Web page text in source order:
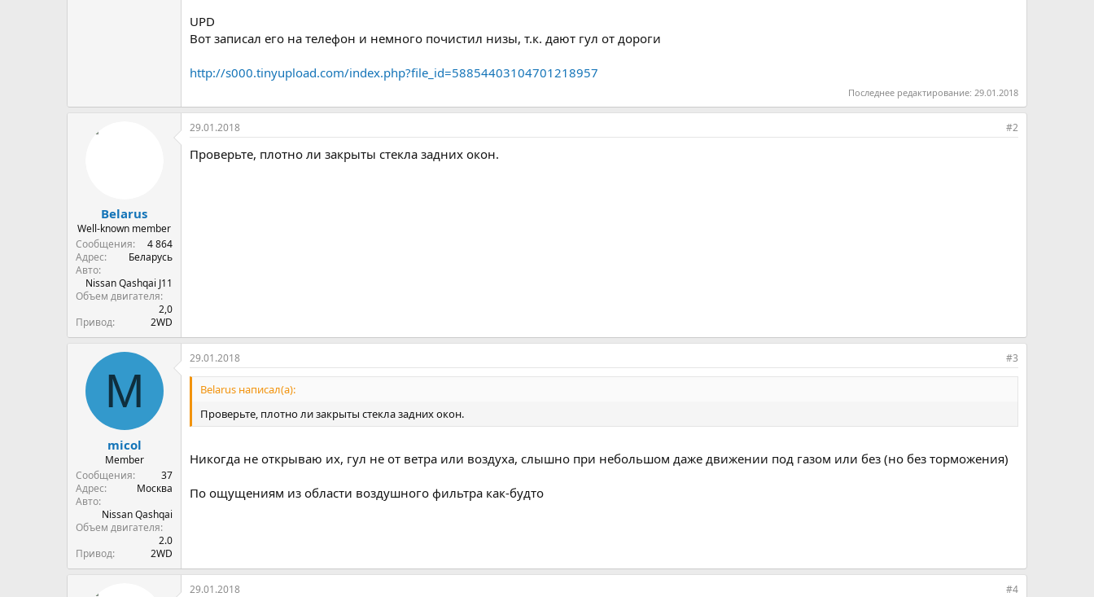
UPD
Вот записал его на телефон и немного почистил низы, т.к. дают гул от дороги
http://s000.tinyupload.com/index.php?file_id=58854403104701218957
Последнее редактирование: 29.01.2018
Belarus
Well-known member
Сообщения
4 864
Адрес
Беларусь
Авто
Nissan Qashqai J11
Объем двигателя
2,0
Привод
2WD
29.01.2018 #2
Проверьте, плотно ли закрыты стекла задних окон.
M
micol
Member
Сообщения
37
Адрес
Москва
Авто
Nissan Qashqai
Объем двигателя
2.0
Привод
2WD
29.01.2018 #3
Belarus написал(а):
Проверьте, плотно ли закрыты стекла задних окон.
Никогда не открываю их, гул не от ветра или воздуха, слышно при небольшом даже движении под газом или без (но без торможения)
По ощущениям из области воздушного фильтра как-будто
29.01.2018 #4